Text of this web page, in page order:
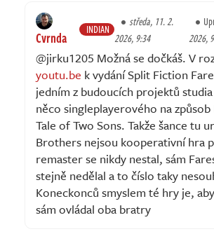
Cvrnda INDIAN
středa, 11. 2.
2026, 9:34
2026,
@jirku1205 Možná se dočkáš. V
youtu.be k vydání Split Fiction
jedním z budoucích projektů
něco singleplayerového na
Tale of Two Sons. Takže šance tu
Brothers nejsou kooperativní hra
remaster se nikdy nestal, sám
stejně nedělal a to číslo taky
Koneckonců smyslem té hry je,
sám ovládal oba bratry